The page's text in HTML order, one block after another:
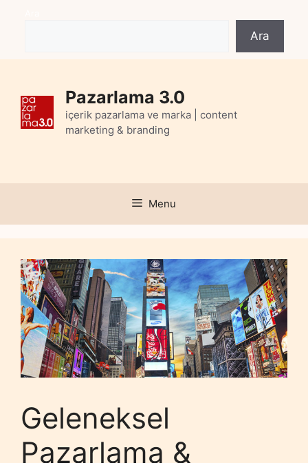
Ara
Pazarlama 3.0
içerik pazarlama ve marka | content
marketing & branding
Menu
Geleneksel
Pazarlama &